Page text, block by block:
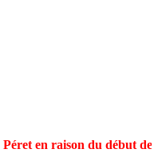
en raison du début